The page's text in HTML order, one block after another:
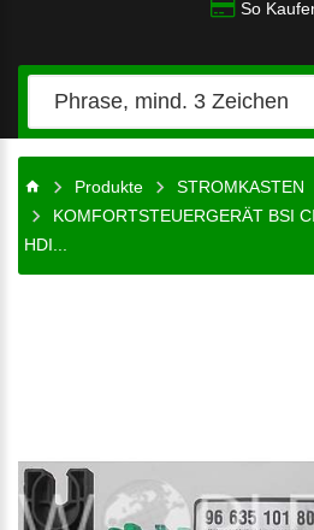
So
Produkte
STROMKASTEN
KOMFORTSTEUERGERÄT BSI
HDI...